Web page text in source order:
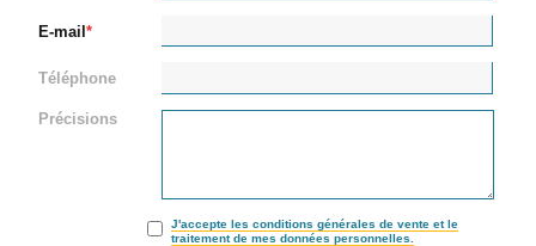
E-mail
Téléphone
Précisions
J'accepte les conditions générales de vente et le
traitement de mes données personnelles.